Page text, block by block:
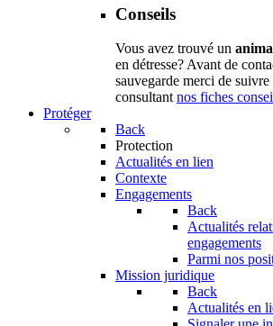
Conseils
Vous avez trouvé un
en détresse? Avant de
sauvegarde merci de
consultantnos fiches
Protéger
Back
Protection
Actualités en lien
Contexte
Engagements
Back
Actualités
engagements
Parmi nos
Mission juridique
Back
Actualités en